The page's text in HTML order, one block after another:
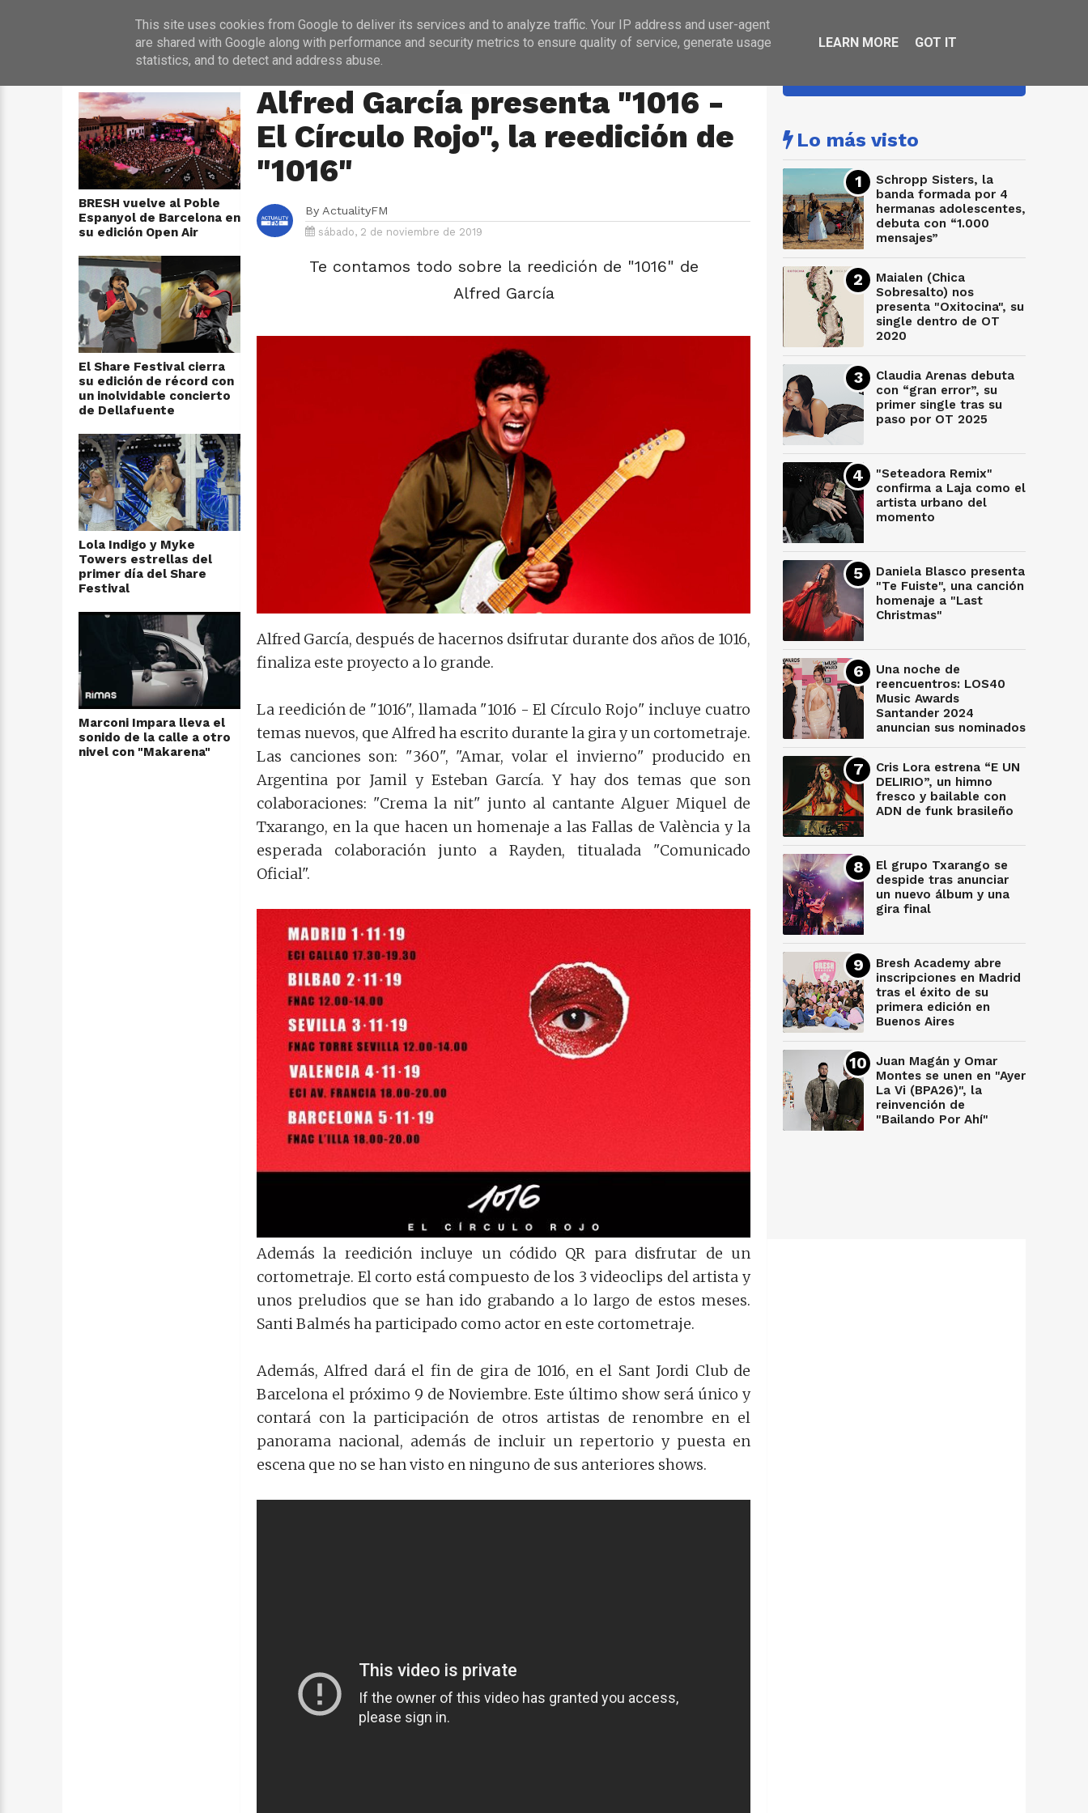
INICIO NOTICIAS PROGRAMACIÓN ENTREVISTAS
BRESH vuelve al Poble
Espanyol de Barcelona en
su edición Open Air
El Share Festival cierra
su edición de récord con
un inolvidable concierto
de Dellafuente
Lola Indigo y Myke
Towers estrellas del
primer día del Share
Festival
Marconi Impara lleva el
sonido de la calle a otro
nivel con "Makarena"
Alfred García presenta "1016 -
El Círculo Rojo", la reedición de
"1016"
By ActualityFM
sábado, 2 de noviembre de 2019
Te contamos todo sobre la reedición de "1016" de
Alfred García
Alfred García, después de hacernos dsifrutar durante dos años de 1016,
finaliza este proyecto a lo grande.
La reedición de "1016", llamada "1016 - El Círculo Rojo" incluye cuatro
temas nuevos, que Alfred ha escrito durante la gira y un cortometraje.
Las canciones son: "360", "Amar, volar el invierno" producido en
Argentina por Jamil y Esteban García. Y hay dos temas que son
colaboraciones: "Crema la nit" junto al cantante Alguer Miquel de
Txarango, en la que hacen un homenaje a las Fallas de València y la
esperada colaboración junto a Rayden, titualada "Comunicado
Oficial".
Además la reedición incluye un códido QR para disfrutar de un
cortometraje. El corto está compuesto de los 3 videoclips del artista y
unos preludios que se han ido grabando a lo largo de estos meses.
Santi Balmés ha participado como actor en este cortometraje.
Además, Alfred dará el fin de gira de 1016, en el Sant Jordi Club de
Barcelona el próximo 9 de Noviembre. Este último show será único y
contará con la participación de otros artistas de renombre en el
panorama nacional, además de incluir un repertorio y puesta en
escena que no se han visto en ninguno de sus anteriores shows.
Lo más visto
Schropp Sisters, la
banda formada por 4
hermanas adolescentes,
debuta con “1.000
mensajes”
Maialen (Chica
Sobresalto) nos
presenta "Oxitocina", su
single dentro de OT
2020
Claudia Arenas debuta
con “gran error”, su
primer single tras su
paso por OT 2025
"Seteadora Remix"
confirma a Laja como el
artista urbano del
momento
Daniela Blasco presenta
"Te Fuiste", una canción
homenaje a "Last
Christmas"
Una noche de
reencuentros: LOS40
Music Awards
Santander 2024
anuncian sus nominados
Cris Lora estrena “E UN
DELIRIO”, un himno
fresco y bailable con
ADN de funk brasileño
El grupo Txarango se
despide tras anunciar
un nuevo álbum y una
gira final
Bresh Academy abre
inscripciones en Madrid
tras el éxito de su
primera edición en
Buenos Aires
Juan Magán y Omar
Montes se unen en "Ayer
La Vi (BPA26)", la
reinvención de
"Bailando Por Ahí"
This site uses cookies from Google to deliver its services and to analyze traffic. Your IP address and user-agent
are shared with Google along with performance and security metrics to ensure quality of service, generate usage
statistics, and to detect and address abuse.
LEARN MORE GOT IT